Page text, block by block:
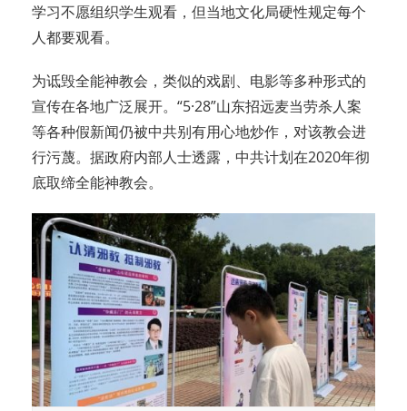
学习不愿组织学生观看，但当地文化局硬性规定每个
人都要观看。
为诋毁全能神教会，类似的戏剧、电影等多种形式的
宣传在各地广泛展开。“5·28”山东招远麦当劳杀人案
等各种假新闻仍被中共别有用心地炒作，对该教会进
行污蔑。据政府内部人士透露，中共计划在2020年彻
底取缔全能神教会。